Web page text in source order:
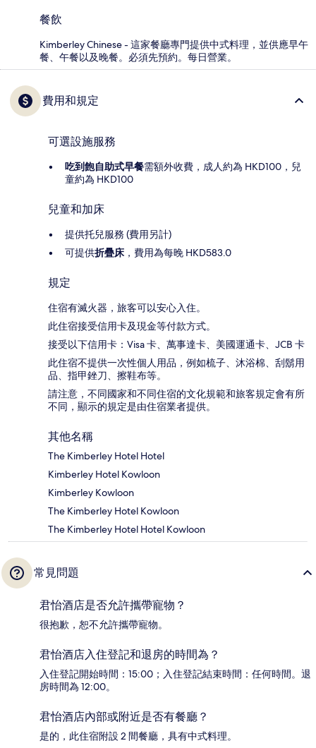
餐飲
Kimberley Chinese - 這家餐廳專門提供中式料理，並供應早午
餐、午餐以及晚餐。必須先預約。每日營業。
費用和規定
可選設施服務
吃到飽自助式早餐需額外收費，成人約為 HKD100，兒
童約為 HKD100
兒童和加床
提供托兒服務 (費用另計)
可提供折疊床 ，費用為每晚 HKD583.0
規定
住宿有滅火器，旅客可以安心入住。
此住宿接受信用卡及現金等付款方式。
接受以下信用卡：Visa 卡、萬事達卡、美國運通卡、JCB 卡
此住宿不提供一次性個人用品，例如梳子、沐浴棉、刮鬍用
品、指甲銼刀、擦鞋布等。
請注意，不同國家和不同住宿的文化規範和旅客規定會有所
不同，顯示的規定是由住宿業者提供。
其他名稱
The Kimberley Hotel Hotel
Kimberley Hotel Kowloon
Kimberley Kowloon
The Kimberley Hotel Kowloon
The Kimberley Hotel Hotel Kowloon
常見問題
君怡酒店是否允許攜帶寵物？
很抱歉，恕不允許攜帶寵物。
君怡酒店入住登記和退房的時間為？
入住登記開始時間：15:00；入住登記結束時間：任何時間。退
房時間為 12:00。
君怡酒店內部或附近是否有餐廳？
是的，此住宿附設 2 間餐廳，具有中式料理。